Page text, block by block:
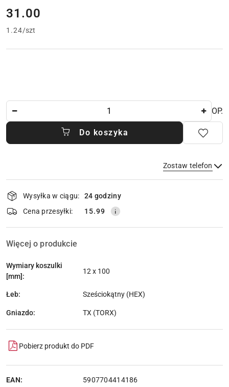
cena:
31.00
1.24/szt
OP.
Do koszyka
Zostaw telefon
Wyślij
Dostępność
i
dostawa
Wysyłka w ciągu:
24 godziny
Cena przesyłki:
15.99
Więcej o produkcie
Wymiary koszulki
[mm]:
12 x 100
Łeb: Sześciokątny (HEX)
Gniazdo: TX (TORX)
Pobierz produkt do PDF
EAN: 5907704414186